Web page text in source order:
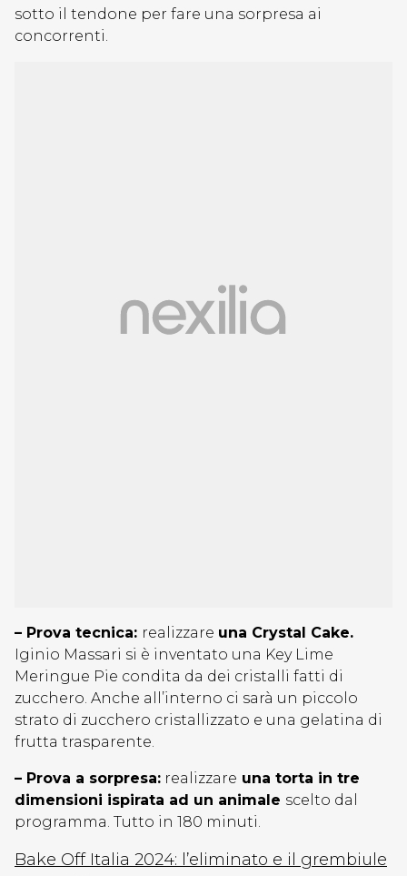
sotto il tendone per fare una sorpresa ai
concorrenti.
– Prova tecnica: realizzare una Crystal Cake.
Iginio Massari si è inventato una Key Lime
Meringue Pie condita da dei cristalli fatti di
zucchero. Anche all’interno ci sarà un piccolo
strato di zucchero cristallizzato e una gelatina di
frutta trasparente.
– Prova a sorpresa: realizzare una torta in tre
dimensioni ispirata ad un animale scelto dal
programma. Tutto in 180 minuti.
Bake Off Italia 2024: l’eliminato e il grembiule